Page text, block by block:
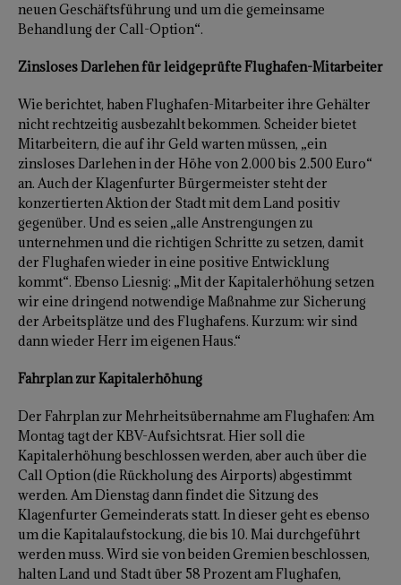
neuen Geschäftsführung und um die gemeinsame
Behandlung der Call-Option“.
Zinsloses Darlehen für leidgeprüfte Flughafen-Mitarbeiter
Wie berichtet, haben Flughafen-Mitarbeiter ihre Gehälter
nicht rechtzeitig ausbezahlt bekommen. Scheider bietet
Mitarbeitern, die auf ihr Geld warten müssen, „ein
zinsloses Darlehen in der Höhe von 2.000 bis 2.500 Euro“
an. Auch der Klagenfurter Bürgermeister steht der
konzertierten Aktion der Stadt mit dem Land positiv
gegenüber. Und es seien „alle Anstrengungen zu
unternehmen und die richtigen Schritte zu setzen, damit
der Flughafen wieder in eine positive Entwicklung
kommt“. Ebenso Liesnig: „Mit der Kapitalerhöhung setzen
wir eine dringend notwendige Maßnahme zur Sicherung
der Arbeitsplätze und des Flughafens. Kurzum: wir sind
dann wieder Herr im eigenen Haus.“
Fahrplan zur Kapitalerhöhung
Der Fahrplan zur Mehrheitsübernahme am Flughafen: Am
Montag tagt der KBV-Aufsichtsrat. Hier soll die
Kapitalerhöhung beschlossen werden, aber auch über die
Call Option (die Rückholung des Airports) abgestimmt
werden. Am Dienstag dann findet die Sitzung des
Klagenfurter Gemeinderats statt. In dieser geht es ebenso
um die Kapitalaufstockung, die bis 10. Mai durchgeführt
werden muss. Wird sie von beiden Gremien beschlossen,
halten Land und Stadt über 58 Prozent am Flughafen,